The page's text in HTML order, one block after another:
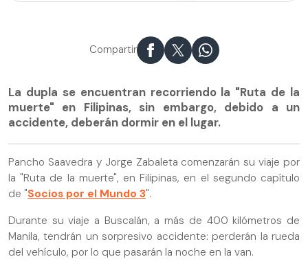
Compartir
La dupla se encuentran recorriendo la "Ruta de la
muerte" en Filipinas, sin embargo, debido a un
accidente, deberán dormir en el lugar.
Pancho Saavedra y Jorge Zabaleta comenzarán su viaje por
la "Ruta de la muerte", en Filipinas, en el segundo capítulo
de "Socios por el Mundo 3".
Durante su viaje a Buscalán, a más de 400 kilómetros de
Manila, tendrán un sorpresivo accidente: perderán la rueda
del vehículo, por lo que pasarán la noche en la van.